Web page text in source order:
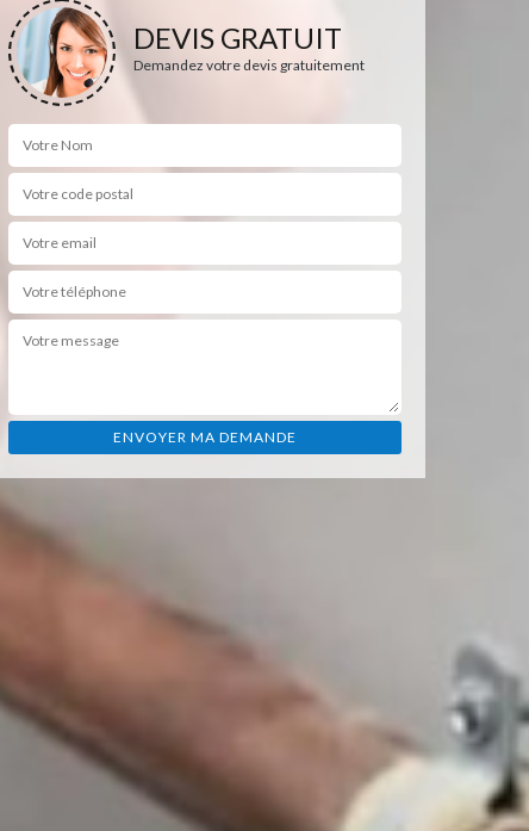
DEVIS GRATUIT
Demandez votre devis gratuitement